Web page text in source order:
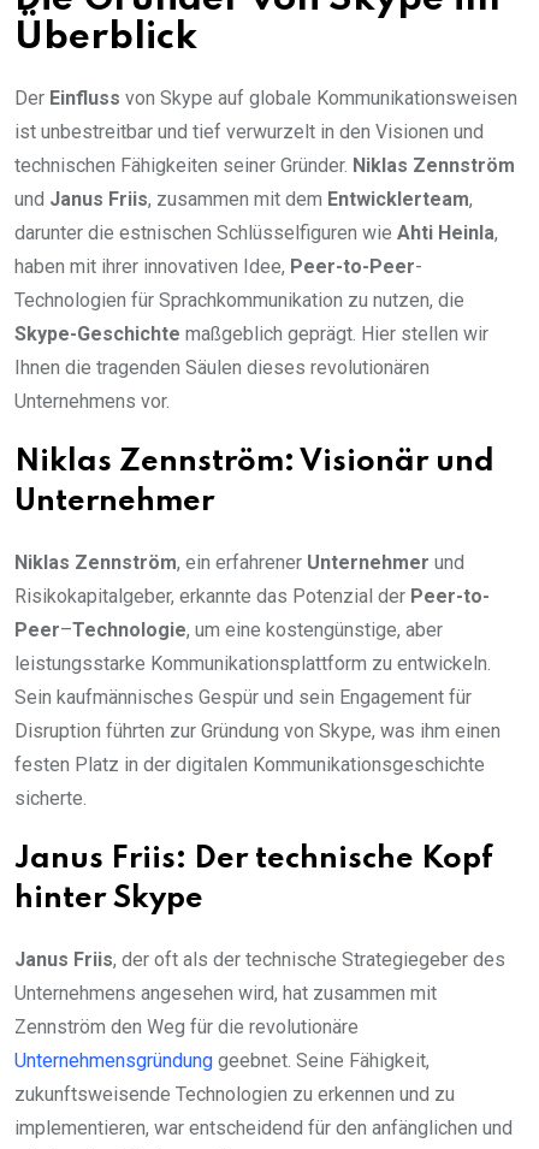
Überblick
Der Einfluss von Skype auf globale Kommunikationsweisen
ist unbestreitbar und tief verwurzelt in den Visionen und
technischen Fähigkeiten seiner Gründer. Niklas Zennström
und Janus Friis, zusammen mit dem Entwicklerteam,
darunter die estnischen Schlüsselfiguren wie Ahti Heinla,
haben mit ihrer innovativen Idee, Peer-to-Peer-
Technologien für Sprachkommunikation zu nutzen, die
Skype-Geschichte maßgeblich geprägt. Hier stellen wir
Ihnen die tragenden Säulen dieses revolutionären
Unternehmens vor.
Niklas Zennström: Visionär und
Unternehmer
Niklas Zennström, ein erfahrener Unternehmer und
Risikokapitalgeber, erkannte das Potenzial der Peer-to-
Peer–Technologie, um eine kostengünstige, aber
leistungsstarke Kommunikationsplattform zu entwickeln.
Sein kaufmännisches Gespür und sein Engagement für
Disruption führten zur Gründung von Skype, was ihm einen
festen Platz in der digitalen Kommunikationsgeschichte
sicherte.
Janus Friis: Der technische Kopf
hinter Skype
Janus Friis, der oft als der technische Strategiegeber des
Unternehmens angesehen wird, hat zusammen mit
Zennström den Weg für die revolutionäre
Unternehmensgründung geebnet. Seine Fähigkeit,
zukunftsweisende Technologien zu erkennen und zu
implementieren, war entscheidend für den anfänglichen und